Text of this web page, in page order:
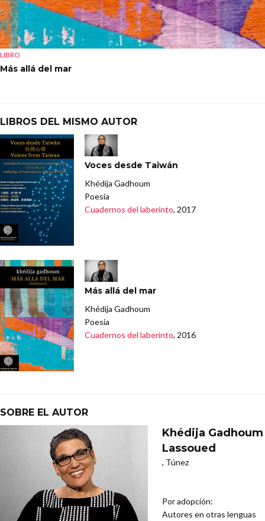
LIBRO
Más allá del mar
LIBROS DEL MISMO AUTOR
Voces desde Taiwán
Khédija Gadhoum
Poesía
Cuadernos del laberinto, 2017
Más allá del mar
Khédija Gadhoum
Poesía
Cuadernos del laberinto, 2016
SOBRE EL AUTOR
Khédija Gadhoum
Lassoued
, Túnez
Por adopción:
Autores en otras lenguas